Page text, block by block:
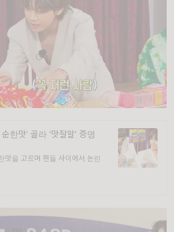
한맛’ 골라 ‘맛잘알’ 증명
맛을 고르며 팬들 사이에서 논란